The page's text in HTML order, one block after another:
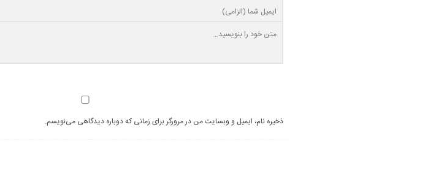
ذخیره نام، ایمیل و وبسایت من در مرورگر برای زمانی که دوباره دیدگاهی می‌نویسم.